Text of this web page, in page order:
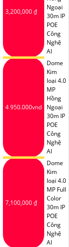
3,200,000 ₫
Ngoại
30m IP
POE
Công
Nghệ
AI
4 950.000vnd
Dome
Kim
loại 4.0
MP
Hồng
Ngoại
30m IP
POE
Công
Nghệ
AI
7,100,000 ₫
Dome
Kim
loại 4.0
MP Full
Color
30m IP
POE
Công
Nghệ
AI